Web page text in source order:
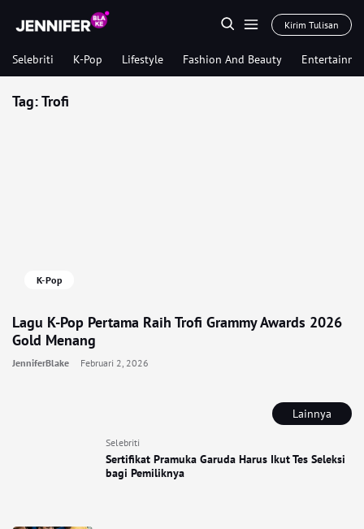
Kirim Tulisan
Selebriti K-Pop Lifestyle Fashion And Beauty
Lainnya
Selebriti
Sertifikat Pramuka Garuda Harus Ikut Tes Seleksi
bagi Pemiliknya
Tag:Trofi
K-Pop
Lagu K-Pop Pertama Raih Trofi Grammy Awards 2026
Gold Menang
JenniferBlake Februari 2, 2026